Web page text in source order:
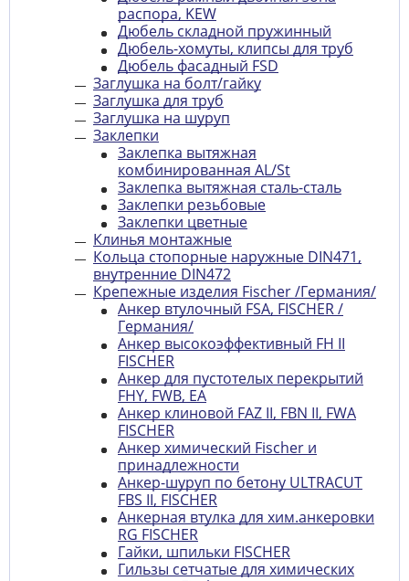
распора, KEW
Дюбель складной пружинный
Дюбель-хомуты, клипсы для труб
Дюбель фасадный FSD
Заглушка на болт/гайку
Заглушка для труб
Заглушка на шуруп
Заклепки
Заклепка вытяжная
комбинированная AL/St
Заклепка вытяжная сталь-сталь
Заклепки резьбовые
Заклепки цветные
Клинья монтажные
Кольца стопорные наружные DIN471,
внутренние DIN472
Крепежные изделия Fischer /Германия/
Анкер втулочный FSA, FISCHER /
Германия/
Анкер высокоэффективный FH II
FISCHER
Анкер для пустотелых перекрытий
FHY, FWB, EA
Анкер клиновой FAZ II, FBN II, FWA
FISCHER
Анкер химический Fischer и
принадлежности
Анкер-шуруп по бетону ULTRACUT
FBS II, FISCHER
Анкерная втулка для хим.анкеровки
RG FISCHER
Гайки, шпильки FISCHER
Гильзы сетчатые для химических